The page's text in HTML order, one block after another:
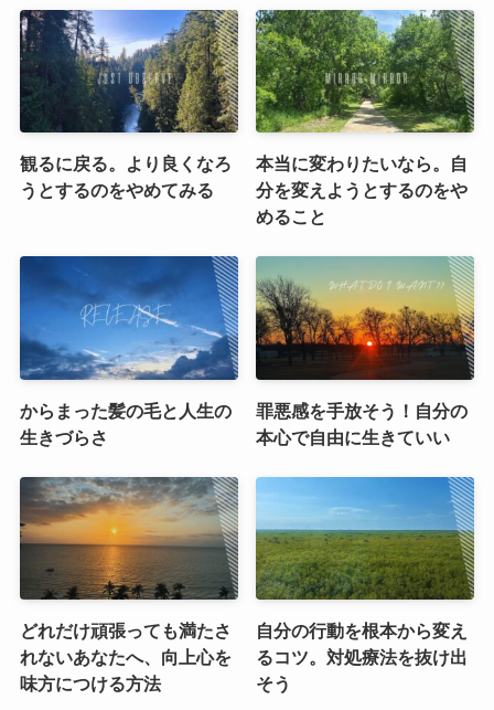
観るに戻る。より良くなろ
うとするのをやめてみる
本当に変わりたいなら。自
分を変えようとするのをや
めること
からまった髪の毛と人生の
生きづらさ
罪悪感を手放そう！自分の
本心で自由に生きていい
どれだけ頑張っても満たさ
れないあなたへ、向上心を
味方につける方法
自分の行動を根本から変え
るコツ。対処療法を抜け出
そう